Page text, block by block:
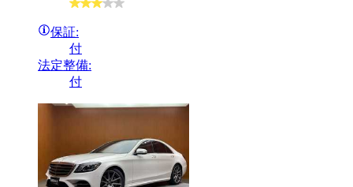
保証:
付
法定整備:
付